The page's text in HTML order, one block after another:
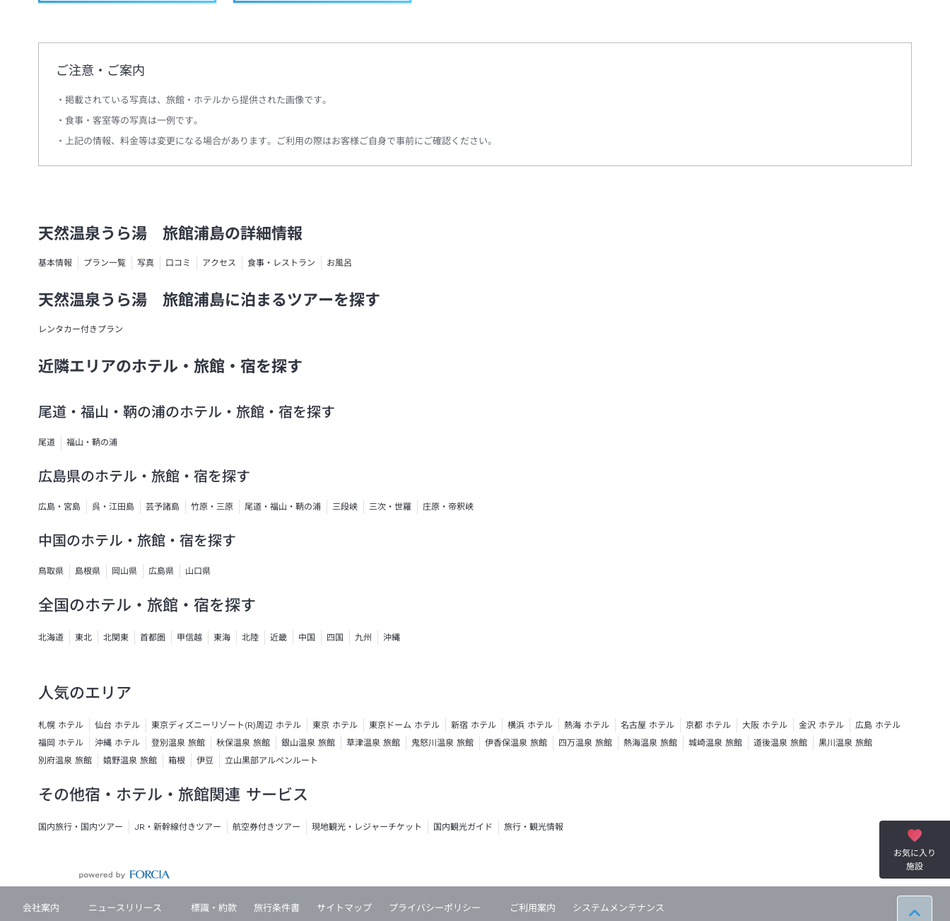
ご注意・ご案内
掲載されている写真は、旅館・ホテルから提供された画像です。
食事・客室等の写真は一例です。
上記の情報、料金等は変更になる場合があります。ご利用の際はお客様ご自身で事前にご確認ください。
お気に入り
施設
天然温泉うら湯 旅館浦島の詳細情報
基本情報 プラン一覧 写真 口コミ アクセス 食事・レストラン お風呂
天然温泉うら湯 旅館浦島に泊まるツアーを探す
レンタカー付きプラン
近隣エリアのホテル・旅館・宿を探す
尾道・福山・鞆の浦のホテル・旅館・宿を探す
尾道 福山・鞆の浦
広島県のホテル・旅館・宿を探す
広島・宮島 呉・江田島 芸予諸島 竹原・三原 尾道・福山・鞆の浦 三段峡 三次・世羅 庄原・帝釈峡
中国のホテル・旅館・宿を探す
鳥取県 島根県 岡山県 広島県 山口県
全国のホテル・旅館・宿を探す
北海道 東北 北関東 首都圏 甲信越 東海 北陸 近畿 中国 四国 九州 沖縄
人気のエリア
札幌 ホテル 仙台 ホテル 東京ディズニーリゾート(R)周辺 ホテル 東京 ホテル 東京ドーム ホテル 新宿 ホテル 横浜 ホテル 熱海 ホテル 名古屋 ホテル 京都 ホテル 大阪 ホテル 金沢 ホテル
広島 ホテル
福岡 ホテル
沖縄 ホテル 登別温泉 旅館 秋保温泉 旅館 銀山温泉 旅館 草津温泉 旅館 鬼怒川温泉 旅館 伊香保温泉 旅館 四万温泉 旅館 熱海温泉 旅館 城崎温泉 旅館 道後温泉 旅館
黒川温泉 旅館
別府温泉 旅館
嬉野温泉 旅館 箱根 伊豆 立山黒部アルペンルート
その他宿・ホテル・旅館関連 サービス
国内旅行・国内ツアー JR・新幹線付きツアー 航空券付きツアー 現地観光・レジャーチケット 国内観光ガイド 旅行・観光情報
会社案内 ニュースリリース 標識・約款 旅行条件書 サイトマップ プライバシーポリシー ご利用案内 システムメンテナンス